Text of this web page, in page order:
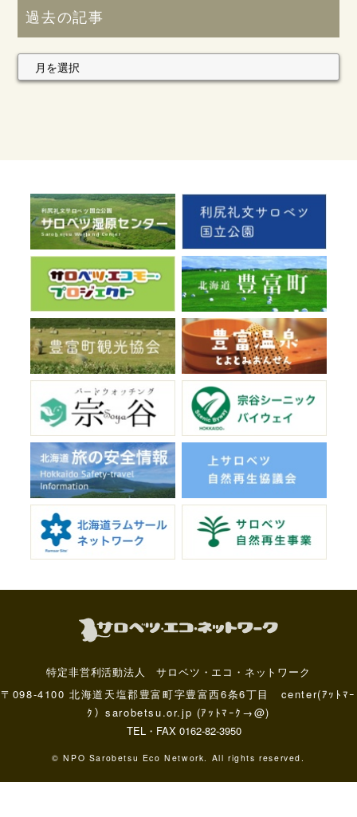
過去の記事
特定非営利活動法人 サロベツ・エコ・ネットワーク
〒098-4100 北海道天塩郡豊富町字豊富西6条6丁目 center(ｱｯﾄﾏｰ
ｸ）sarobetsu.or.jp (ｱｯﾄﾏｰｸ→@)
TEL・FAX 0162-82-3950
© NPO Sarobetsu Eco Network. All rights reserved.